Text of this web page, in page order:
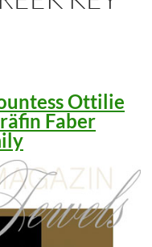
Ottilie
Faber